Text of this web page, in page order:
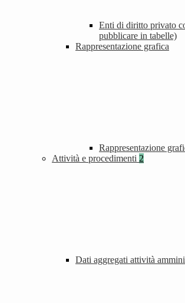
Enti di diritto privato
pubblicare in tabelle)
Rappresentazione grafica
Rappresentazione
Attività e procedimenti 2
Dati aggregati attività